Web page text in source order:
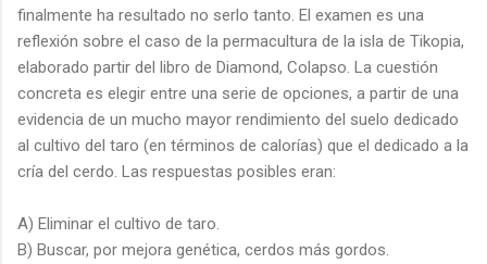
finalmente ha resultado no serlo tanto. El examen es una
reflexión sobre el caso de la permacultura de la isla de Tikopia,
elaborado partir del libro de Diamond, Colapso. La cuestión
concreta es elegir entre una serie de opciones, a partir de una
evidencia de un mucho mayor rendimiento del suelo dedicado
al cultivo del taro (en términos de calorías) que el dedicado a la
cría del cerdo. Las respuestas posibles eran:
A) Eliminar el cultivo de taro.
B) Buscar, por mejora genética, cerdos más gordos.